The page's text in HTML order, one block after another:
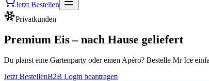
Jetzt Bestellen
Privatkunden
Premium Eis – nach Hause geliefert
Du planst eine Gartenparty oder einen Apéro? Bestelle Mr Ice
Jetzt BestellenB2B Login beantragen